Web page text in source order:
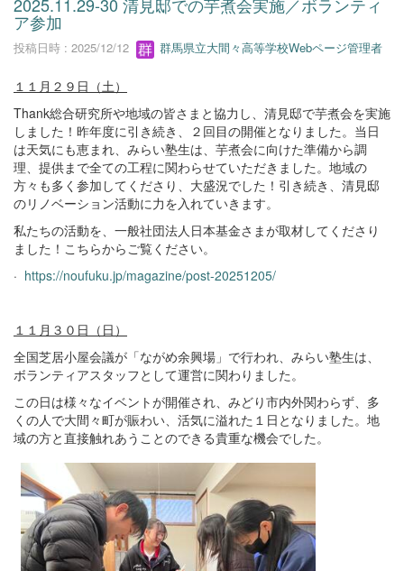
ア参加
投稿日時 : 2025/12/12 群馬県立大間々高等学校Webページ管理者
１１月２９日（土）
Thank総合研究所や地域の皆さまと協力し、清見邸で芋煮会を実施
しました！昨年度に引き続き、２回目の開催となりました。当日
は天気にも恵まれ、みらい塾生は、芋煮会に向けた準備から調
理、提供まで全ての工程に関わらせていただきました。地域の
方々も多く参加してくださり、大盛況でした！引き続き、清見邸
のリノベーション活動に力を入れていきます。
私たちの活動を、一般社団法人日本基金さまが取材してくださり
ました！こちらからご覧ください。
· https://noufuku.jp/magazine/post-20251205/
１１月３０日（日）
全国芝居小屋会議が「ながめ余興場」で行われ、みらい塾生は、
ボランティアスタッフとして運営に関わりました。
この日は様々なイベントが開催され、みどり市内外関わらず、多
くの人で大間々町が賑わい、活気に溢れた１日となりました。地
域の方と直接触れあうことのできる貴重な機会でした。